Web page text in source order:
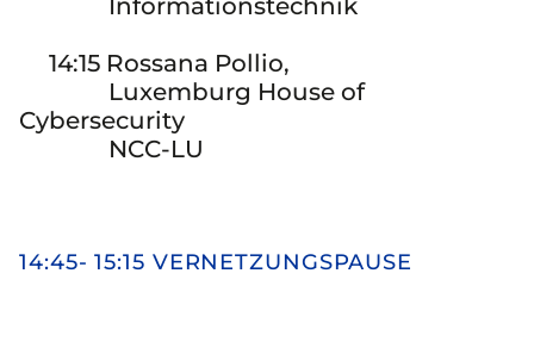
Informationstechnik
14:15 Rossana Pollio,
Luxemburg House of
Cybersecurity
NCC-LU
14:45- 15:15 VERNETZUNGSPAUSE